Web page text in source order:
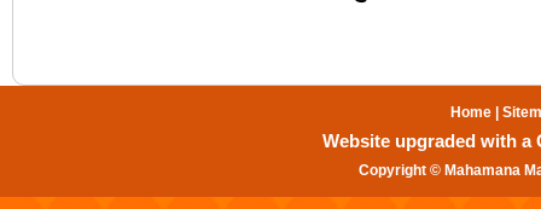
Home
Website upgraded with a
Copyright © Mahamana